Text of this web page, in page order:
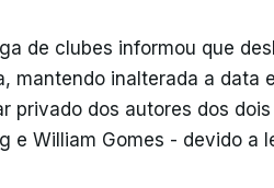
de clubes informou que
mantendo inalterada a data
privado dos autores dos
e William Gomes - devido a